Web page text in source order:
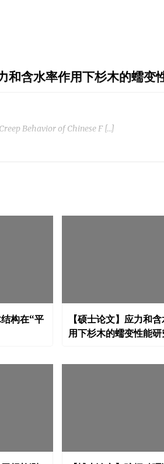
和含水率作用下杉木的蠕变
Behavior of Chinese F […]
结构在“平
【硕士论文】应力和
用下杉木的蠕变性能研